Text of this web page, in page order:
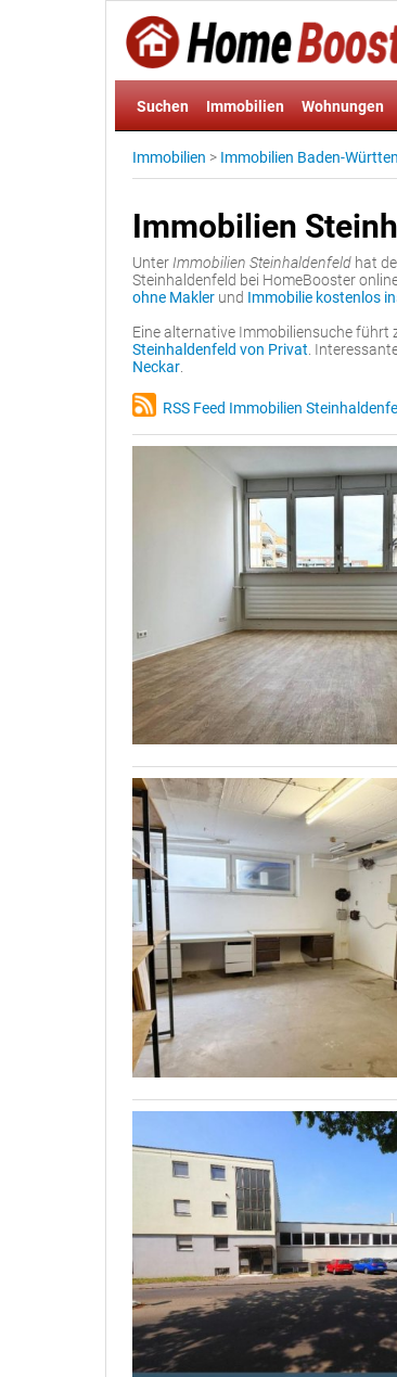
Suchen Immobilien Wohnungen
Immobilien > Immobilien Baden-
Immobilien
Unter Immobilien Steinhaldenfeld hat
Steinhaldenfeld bei HomeBooster
ohne Makler und Immobilie kostenlos
Eine alternative Immobiliensuche führt
Steinhaldenfeld von Privat .
Neckar
RSS Feed Immobilien